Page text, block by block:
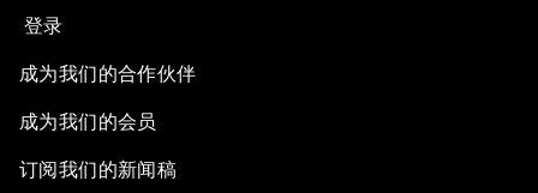
登录
成为我们的合作伙伴
成为我们的会员
订阅我们的新闻稿